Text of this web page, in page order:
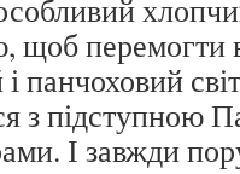
щоб перемогти
панчоховий
з підступною
І завжди